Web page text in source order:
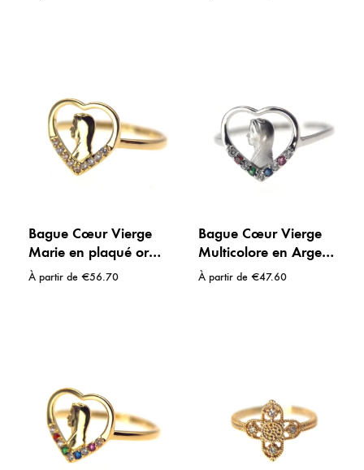
Bague Cœur Vierge
Marie en plaqué or
18 carats –
À partir de €56.70
Bague Cœur Vierge
Multicolore en Argent
925 – Protection &
À partir de €47.60